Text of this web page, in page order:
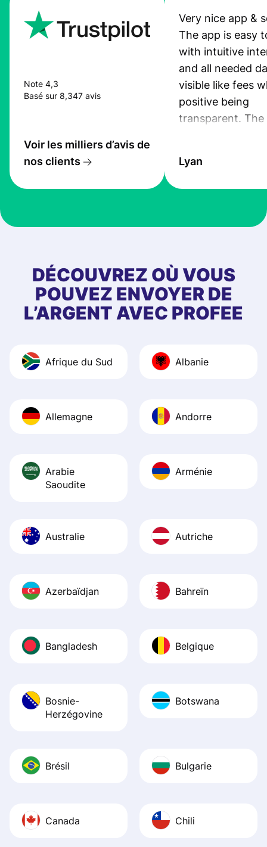
Note 4,3
Basé sur 8,347 avis
Voir les milliers d’avis de
nos clients
Very nice app &
The app is easy
with intuitive
and all needed
visible like fees
positive being
transparent. The
the exchange
at Profee is very
first started
app, and they
quick to provide
and helpful
Recommend it!
Lyan
DÉCOUVREZ OÙ VOUS
POUVEZ ENVOYER DE
L’ARGENT AVEC PROFEE
Afrique du Sud Albanie
Allemagne Andorre
Arabie
Saoudite
Arménie
Australie Autriche
Azerbaïdjan Bahreïn
Bangladesh Belgique
Bosnie-
Herzégovine
Botswana
Brésil Bulgarie
Canada Chili